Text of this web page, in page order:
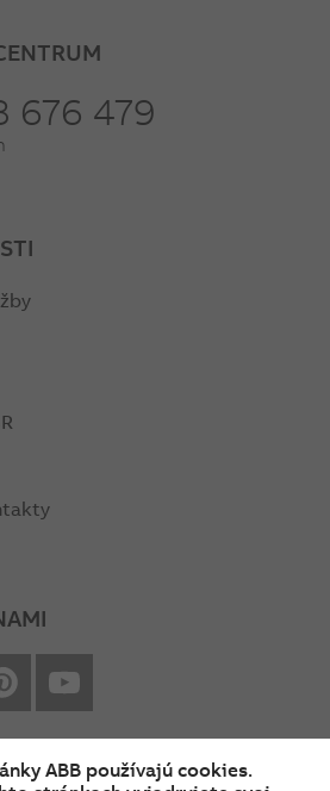
676 479
Pinterest
ABB používajú cookies.